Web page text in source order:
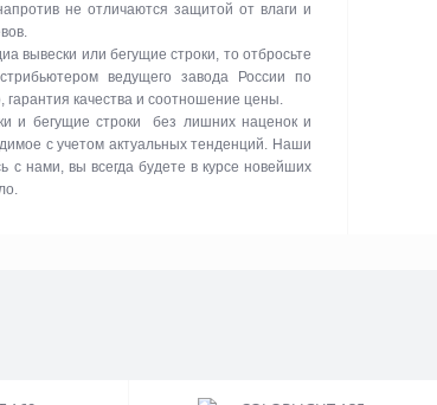
не отличаются защитой от влаги и
вывески или бегущие строки, то отбросьте
ведущего завода России по
гарантия качества и соотношение цены.
и бегущие строки без лишних наценок и
с учетом актуальных тенденций. Наши
с нами, вы всегда будете в курсе новейших